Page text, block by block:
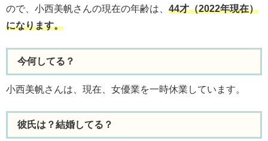
ので、小西美帆さんの現在の年齢は、 44才（2022年現在）
になります。
今何してる？
小西美帆さんは、現在、女優業を一時休業しています。
彼氏は？結婚してる？